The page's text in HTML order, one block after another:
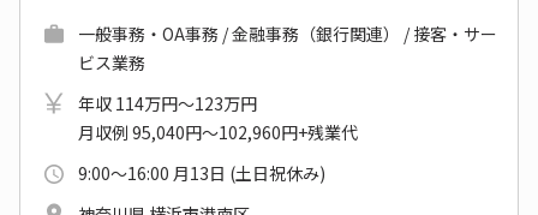
一般事務・OA事務 / 金融事務（銀行関連） / 接客・サー
ビス業務
年収 114万円～123万円
月収例 95,040円～102,960円+残業代
9:00～16:00 月13日 (土日祝休み)